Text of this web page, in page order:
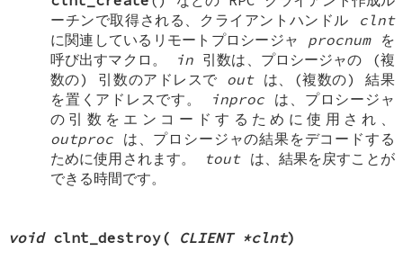
ーチンで取得される、クライアントハンドル
clnt
に関連しているリモートプロシージャ procnumを
呼び出すマクロ。
in 引数は、プロシージャの (複
数の) 引数のアドレスで outは、(複数の) 結果
を置くアドレスです。
inproc は、プロシージャ
の引数をエンコードするために使用され、
outprocは、プロシージャの結果をデコードする
ために使用されます。
toutは、結果を戻すことが
できる時間です。
void clnt_destroy( CLIENT *clnt)